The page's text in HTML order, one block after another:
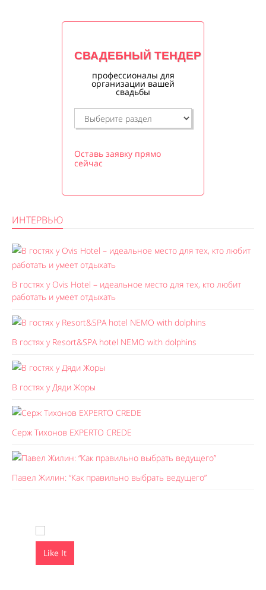
СВАДЕБНЫЙ ТЕНДЕР
профессионалы для
организации вашей
свадьбы
Оставь заявку прямо
сейчас
ИНТЕРВЬЮ
В гостях у Ovis Hotel – идеальное место для тех, кто любит
работать и умеет отдыхать
В гостях у Resort&SPA hotel NEMO with dolphins
В гостях у Дяди Жоры
Серж Тихонов EXPERTO CREDE
Павел Жилин: “Как правильно выбрать ведущего”
Like It